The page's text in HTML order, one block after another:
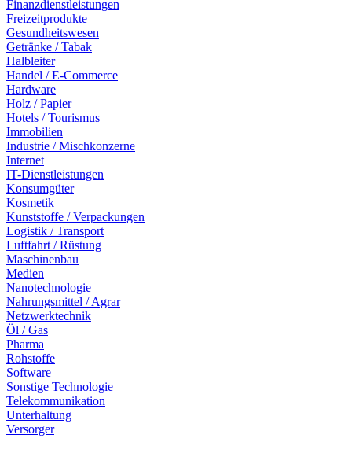
Finanzdienstleistungen
Freizeitprodukte
Gesundheitswesen
Getränke / Tabak
Halbleiter
Handel / E-Commerce
Hardware
Holz / Papier
Hotels / Tourismus
Immobilien
Industrie / Mischkonzerne
Internet
IT-Dienstleistungen
Konsumgüter
Kosmetik
Kunststoffe / Verpackungen
Logistik / Transport
Luftfahrt / Rüstung
Maschinenbau
Medien
Nanotechnologie
Nahrungsmittel / Agrar
Netzwerktechnik
Öl / Gas
Pharma
Rohstoffe
Software
Sonstige Technologie
Telekommunikation
Unterhaltung
Versorger